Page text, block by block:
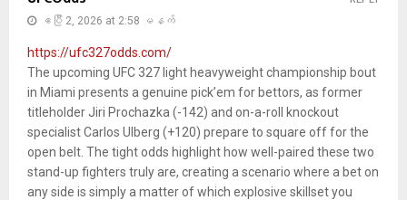
ဧပြီ 2, 2026 at 2:58 မနက်
https://ufc327odds.com/
The upcoming UFC 327 light heavyweight championship bout
in Miami presents a genuine pick’em for bettors, as former
titleholder Jiri Prochazka (-142) and on-a-roll knockout
specialist Carlos Ulberg (+120) prepare to square off for the
open belt. The tight odds highlight how well-paired these two
stand-up fighters truly are, creating a scenario where a bet on
any side is simply a matter of which explosive skillset you